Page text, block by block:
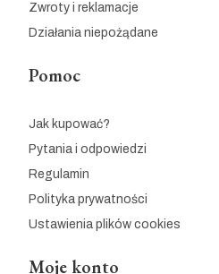
Zwroty i reklamacje
Działania niepożądane
Pomoc
Jak kupować?
Pytania i odpowiedzi
Regulamin
Polityka prywatności
Ustawienia plików cookies
Moje konto